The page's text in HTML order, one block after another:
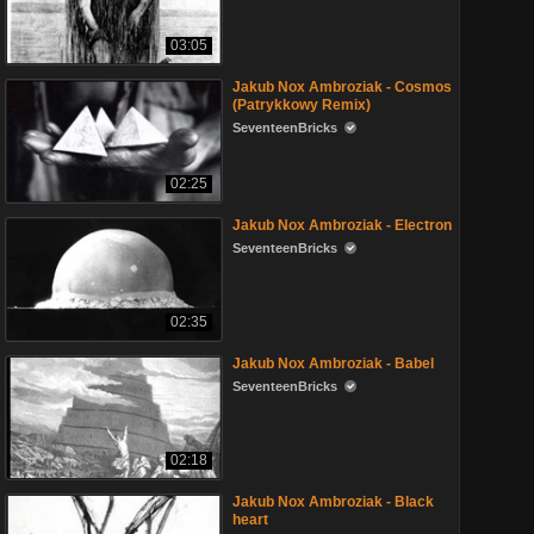
03:05
02:25
Jakub Nox Ambroziak - Cosmos
(Patrykkowy Remix)
SeventeenBricks
02:35
Jakub Nox Ambroziak - Electron
SeventeenBricks
02:18
Jakub Nox Ambroziak - Babel
SeventeenBricks
Jakub Nox Ambroziak - Black
heart